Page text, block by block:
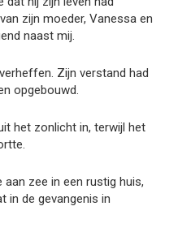
zijn moeder, Vanessa en
naast mij.
Zijn verstand had
opgebouwd.
het zonlicht in, terwijl het
zee in een rustig huis,
in de gevangenis in